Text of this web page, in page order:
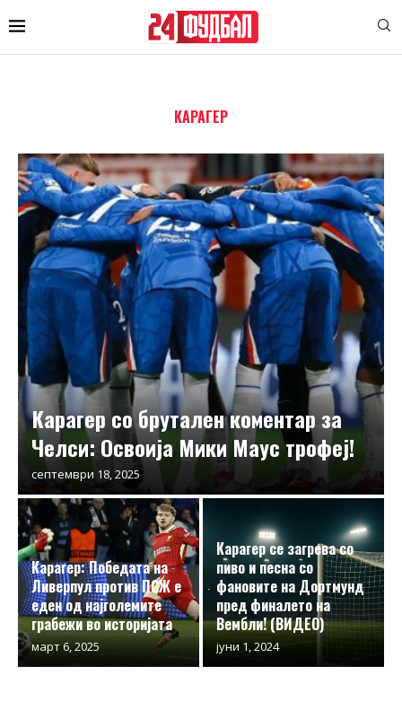
КАРАГЕР
Карагер со брутален коментар за
Челси: Освоија Мики Маус трофеј!
септември 18, 2025
Карагер: Победата на
Ливерпул против ПСЖ е
еден од најголемите
грабежи во историјата
март 6, 2025
Карагер се загрева со
пиво и песна со
фановите на Дортмунд
пред финалето на
Вембли! (ВИДЕО)
јуни 1, 2024